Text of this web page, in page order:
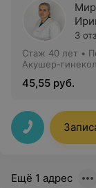
3
Стаж 40 лет •
Акушер-
45,55 руб.
Ещё 1 адрес